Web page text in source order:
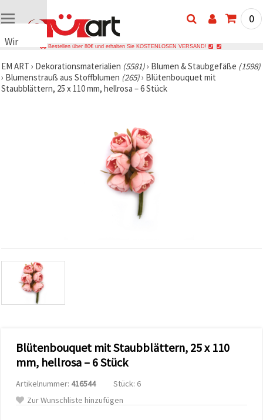
Wir
Cookies
🍪 Wir
verwenden
Datenverkehr
analysieren
sowie
relevantere
Unterstützung
Partner für
und
Sie können
0
Bestellen über 80€ und erhalten Sie KOSTENLOSEN VERSAND!
EM ART › Dekorationsmaterialien (5581)› Blumen & Staubgefäße (1598)
› Blumenstrauß aus Stoffblumen (265)› Blütenbouquet mit
Staubblättern, 25 x 110 mm, hellrosa – 6 Stück
Blütenbouquet mit Staubblättern, 25 x 110
mm, hellrosa – 6 Stück
Artikelnummer: 416544
Stück: 6
Zur Wunschliste hinzufügen